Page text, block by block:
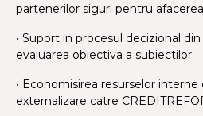
partenerilor siguri pentru
• Suport in procesul decizional
evaluarea obiectiva a subiectilor
• Economisirea resurselor
externalizare catre